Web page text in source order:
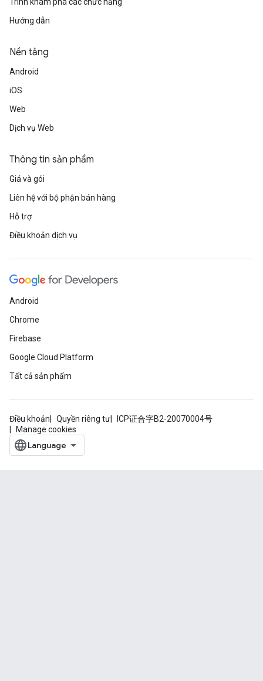
Trình khám phá các chức năng
Hướng dẫn
Nền tảng
Android
iOS
Web
Dịch vụ Web
Thông tin sản phẩm
Giá và gói
Liên hệ với bộ phận bán hàng
Hỗ trợ
Điều khoản dịch vụ
Android
Chrome
Firebase
Google Cloud Platform
Tất cả sản phẩm
Điều khoản Quyền riêng tư
ICP证合字B2-20070004号
Manage cookies